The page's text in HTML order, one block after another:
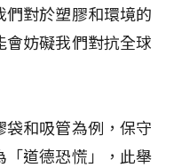
對於塑膠和環境的
妨礙我們對抗全球
和吸管為例，保守
道德恐慌」，此舉